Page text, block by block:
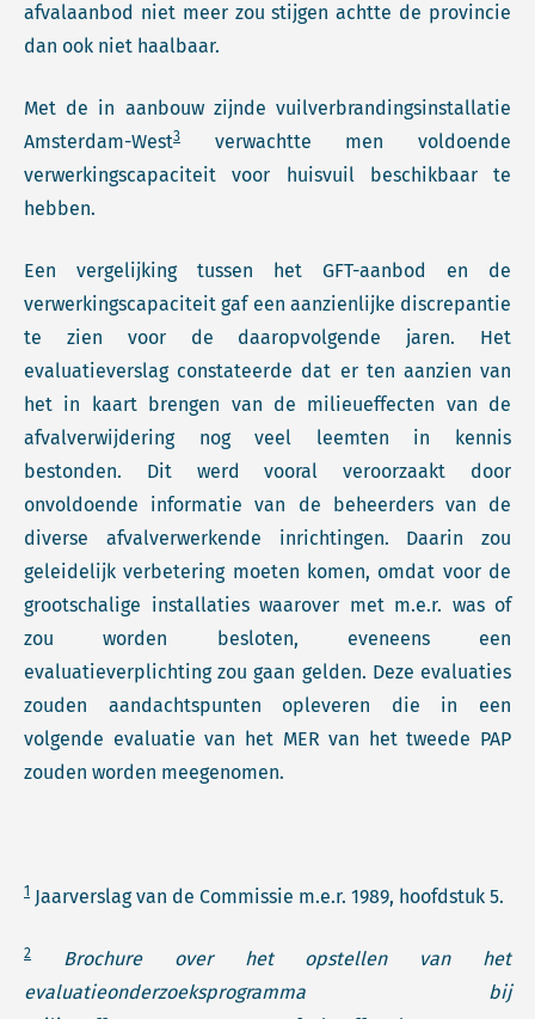
afvalaanbod niet meer zou stijgen achtte de provincie
dan ook niet haalbaar.
Met de in aanbouw zijnde vuilverbrandingsinstallatie
Amsterdam-West3
verwachtte men voldoende
verwerkingscapaciteit voor huisvuil beschikbaar te
hebben.
Een vergelijking tussen het GFT-aanbod en de
verwerkingscapaciteit gaf een aanzienlijke discrepantie
te zien voor de daaropvolgende jaren. Het
evaluatieverslag constateerde dat er ten aanzien van
het in kaart brengen van de milieueffecten van de
afvalverwijdering nog veel leemten in kennis
bestonden. Dit werd vooral veroorzaakt door
onvoldoende informatie van de beheerders van de
diverse afvalverwerkende inrichtingen. Daarin zou
geleidelijk verbetering moeten komen, omdat voor de
grootschalige installaties waarover met m.e.r. was of
zou worden besloten, eveneens een
evaluatieverplichting zou gaan gelden. Deze evaluaties
zouden aandachtspunten opleveren die in een
volgende evaluatie van het MER van het tweede PAP
zouden worden meegenomen.
1 Jaarverslag van de Commissie m.e.r. 1989, hoofdstuk 5.
2
Brochure over het opstellen van het
evaluatieonderzoeksprogramma bij